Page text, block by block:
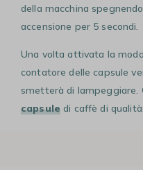
della macchina
accensione per 5 secondi.
Una volta attivata la
contatore delle capsule
smetterà di lampeggiare.
capsule di caffè di qualità.